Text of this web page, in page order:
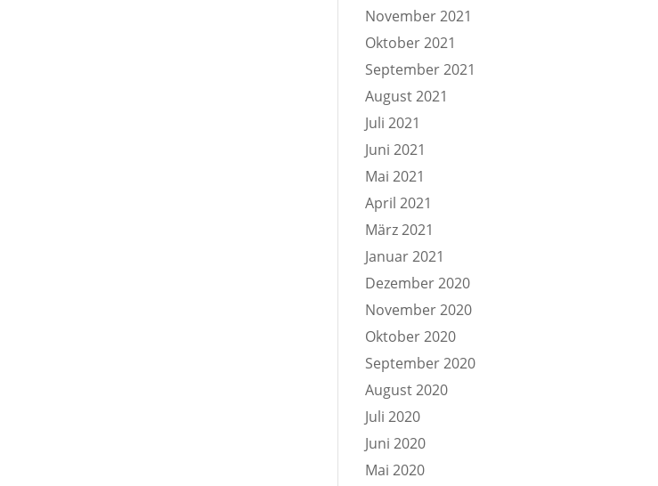
November 2021
Oktober 2021
September 2021
August 2021
Juli 2021
Juni 2021
Mai 2021
April 2021
März 2021
Januar 2021
Dezember 2020
November 2020
Oktober 2020
September 2020
August 2020
Juli 2020
Juni 2020
Mai 2020